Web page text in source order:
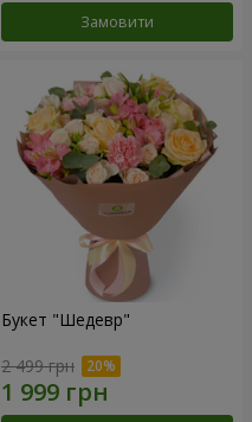
Замовити
Букет "Шедевр"
2 499 грн